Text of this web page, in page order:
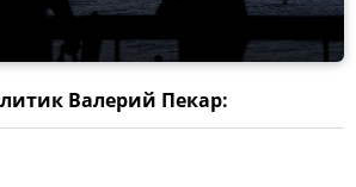
Валерий Пекар: